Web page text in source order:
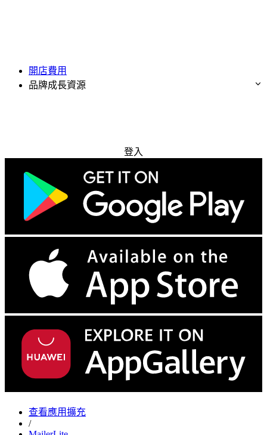
開店費用
品牌成長資源
登入
查看應用擴充
/